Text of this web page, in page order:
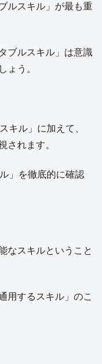
ルスキル」が最も重
ブルスキル」は意識
ょう。
キル」に加えて、
されます。
」を徹底的に確認
なスキルということ
用するスキル」のこ